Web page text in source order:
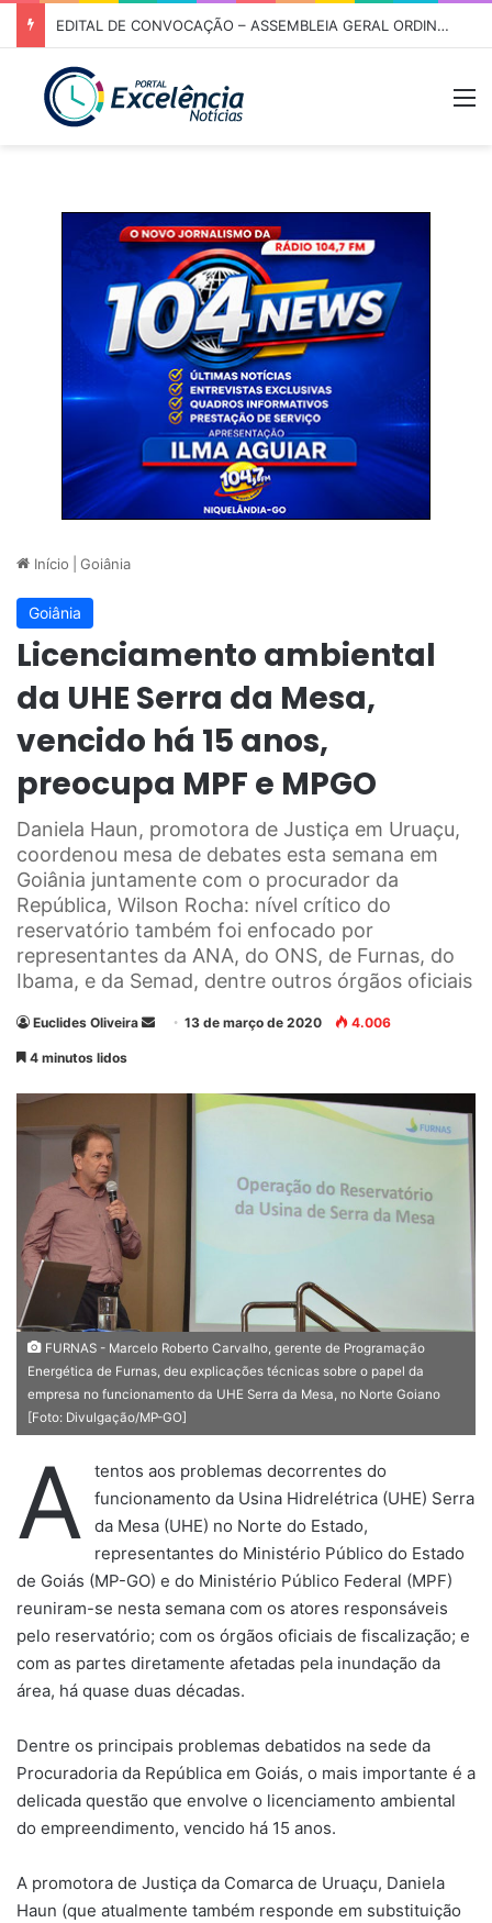
EDITAL DE CONVOCAÇÃO – ASSEMBLEIA GERAL ORDINÁRIA 01/2026 – ASSOCIAÇÃO DOS CORREDORES DE NIQUELÂNDIA (ACN)
Início Goiânia
Goiânia
Licenciamento ambiental
da UHE Serra da Mesa,
vencido há 15 anos,
preocupa MPF e MPGO
Daniela Haun, promotora de Justiça em Uruaçu,
coordenou mesa de debates esta semana em
Goiânia juntamente com o procurador da
República, Wilson Rocha: nível crítico do
reservatório também foi enfocado por
representantes da ANA, do ONS, de Furnas, do
Ibama, e da Semad, dentre outros órgãos oficiais
Euclides Oliveira 13 de março de 2020 4.006
4 minutos lidos
FURNAS - Marcelo Roberto Carvalho, gerente de Programação
Energética de Furnas, deu explicações técnicas sobre o papel da
empresa no funcionamento da UHE Serra da Mesa, no Norte Goiano
[Foto: Divulgação/MP-GO]
A
tentos aos problemas decorrentes do
funcionamento da Usina Hidrelétrica (UHE) Serra
da Mesa (UHE) no Norte do Estado,
representantes do Ministério Público do Estado
de Goiás (MP-GO) e do Ministério Público Federal (MPF)
reuniram-se nesta semana com os atores responsáveis
pelo reservatório; com os órgãos oficiais de fiscalização; e
com as partes diretamente afetadas pela inundação da
área, há quase duas décadas.
Dentre os principais problemas debatidos na sede da
Procuradoria da República em Goiás, o mais importante é a
delicada questão que envolve o licenciamento ambiental
do empreendimento, vencido há 15 anos.
A promotora de Justiça da Comarca de Uruaçu, Daniela
Haun (que atualmente também responde em substituição